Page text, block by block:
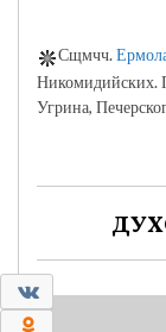
0
Сщмчч.
Никомидийских.
Угрина,